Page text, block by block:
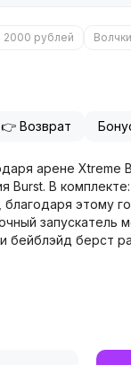
2000 рублей
👉 Возврат
арене Xtreme
В
этому
запускатель
бейблэйд берст